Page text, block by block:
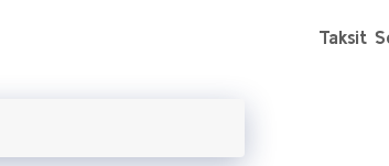
Taksit